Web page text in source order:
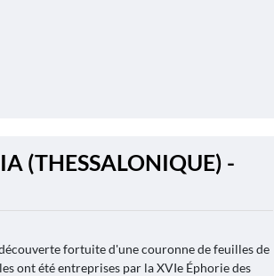
(THESSALONIQUE) -
fortuite d'une couronne de feuilles de
ont été entreprises par la XVIe Éphorie des